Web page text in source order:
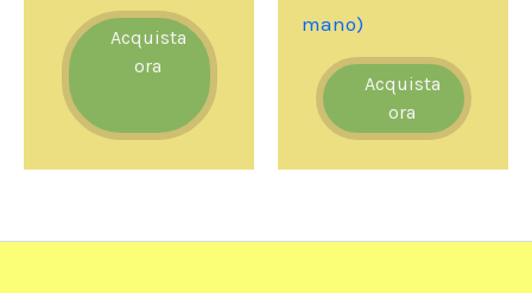
Acquista
ora
mano)
Acquista
ora